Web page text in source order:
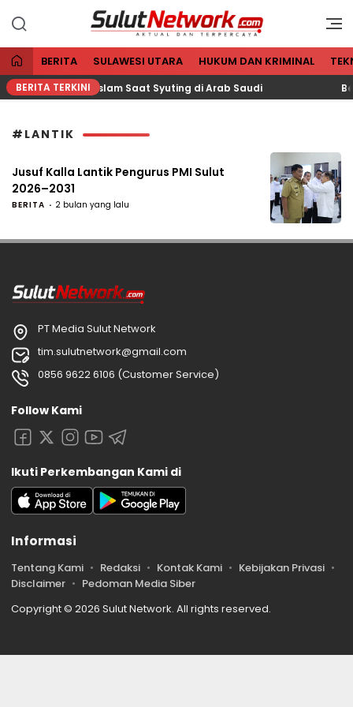
Sulut Network
Aktual dan Terpercaya
BERITA SULAWESI UTARA HUKUM DAN KRIMINAL
BERITA TERKINIMasuk Islam Saat Syuting di Arab Saudi
#LANTIK
Jusuf Kalla Lantik Pengurus PMI Sulut
2026–2031
BERITA 2 bulan yang lalu
PT Media Sulut Network
tim.sulutnetwork@gmail.com
0856 9622 6106 (Customer Service)
Follow Kami
Ikuti Perkembangan Kami di
Informasi
Tentang Kami Redaksi Kontak Kami
Kebijakan Privasi
Disclaimer
Pedoman Media Siber
Copyright © 2026 Sulut Network. All rights reserved.